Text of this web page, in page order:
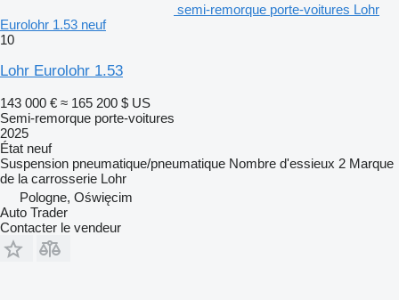
semi-remorque porte-voitures Lohr
Eurolohr 1.53 neuf
10
Lohr Eurolohr 1.53
143 000 € ≈ 165 200 $ US
Semi-remorque porte-voitures
2025
État neuf
Suspension pneumatique/pneumatique Nombre d'essieux 2 Marque
de la carrosserie Lohr
Pologne, Oświęcim
Auto Trader
Contacter le vendeur